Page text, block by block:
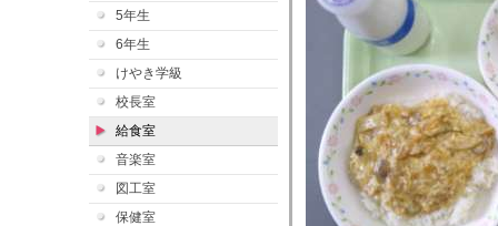
5年生
6年生
けやき学級
校長室
給食室
音楽室
図工室
保健室